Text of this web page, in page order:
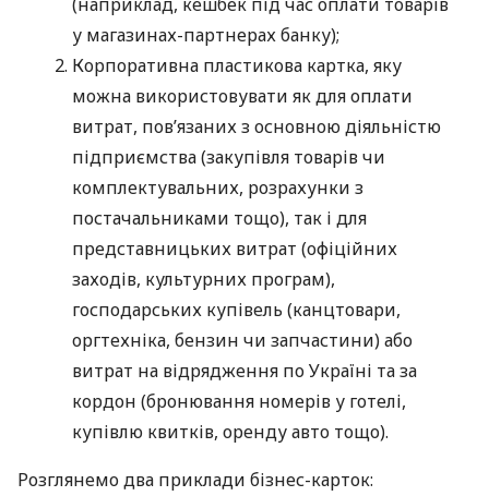
у магазинах-партнерах банку);
Корпоративна пластикова картка, яку
можна використовувати як для оплати
витрат, пов’язаних з основною діяльністю
підприємства (закупівля товарів чи
комплектувальних, розрахунки з
постачальниками тощо), так і для
представницьких витрат (офіційних
заходів, культурних програм),
господарських купівель (канцтовари,
оргтехніка, бензин чи запчастини) або
витрат на відрядження по Україні та за
кордон (бронювання номерів у готелі,
купівлю квитків, оренду авто тощо).
Розглянемо два приклади бізнес-карток: